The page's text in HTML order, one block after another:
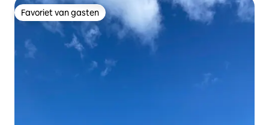
Favoriet van gasten
Favoriet van gasten